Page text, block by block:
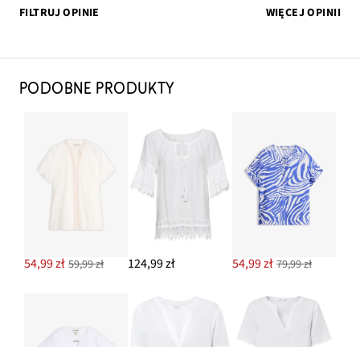
FILTRUJ OPINIE
WIĘCEJ OPINII
PODOBNE PRODUKTY
54,99 zł 59,99 zł 124,99 zł 54,99 zł 79,99 zł